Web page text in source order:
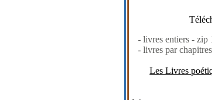
- livres entiers - zip
- livres par
Les Livres